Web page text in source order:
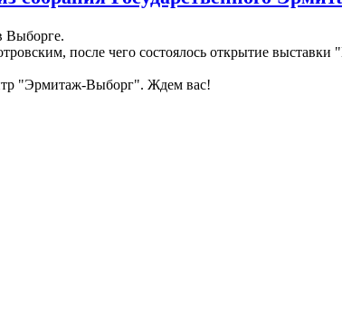
Выборге.
после чего состоялось открытие выставки
"Эрмитаж-Выборг". Ждем вас!